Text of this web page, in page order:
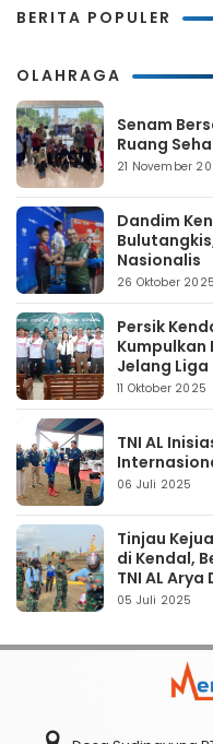
BERITA POPULER
OLAHRAGA
Senam
Ruang
21 November
Dandim
Nasionalis
26 Oktober 2025
Persik
Kumpulkan
Jelang Liga
11 Oktober 2025
TNI AL
06 Juli 2025
Tinjau
di Kendal,
TNI AL Arya
05 Juli 2025